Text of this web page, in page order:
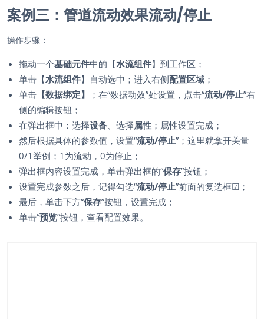
案例三：管道流动效果流动/停止
操作步骤：
拖动一个基础元件中的【水流组件】到工作区；
单击【水流组件】自动选中；进入右侧配置区域 ；
单击 【数据绑定】 ；在“数据动效”处设置，点击“流动/停止”右
侧的编辑按钮；
在弹出框中：选择设备 、选择属性 ；属性设置完成；
然后根据具体的参数值，设置“流动/停止”；这里就拿开关量
0/1举例；1为流动，0为停止；
弹出框内容设置完成，单击弹出框的“保存”按钮；
设置完成参数之后，记得勾选“流动/停止”前面的复选框☑ ；
最后，单击下方“保存”按钮，设置完成；
单击“预览”按钮，查看配置效果。